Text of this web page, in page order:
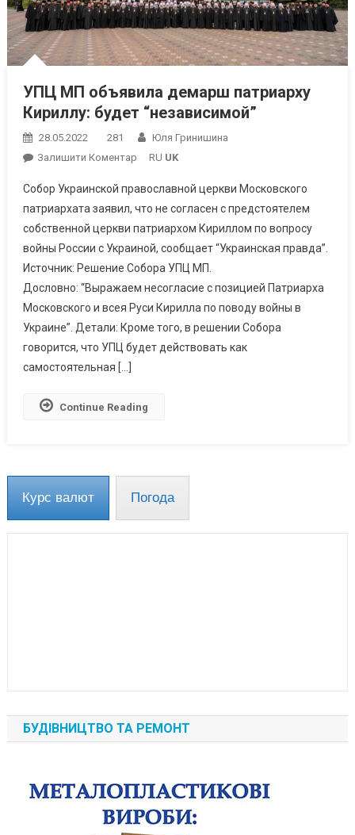
УПЦ МП объявила демарш патриарху
Кириллу: будет “независимой”
28.05.2022 281
Юля Гринишина
Залишити КоментарOn
МП
Объявила
Демарш
Патриарху
Кириллу:
Будет
“независимой”
RU UK
Собор Украинской православной церкви Московского
патриархата заявил, что не согласен с предстоятелем
собственной церкви патриархом Кириллом по вопросу
войны России с Украиной, сообщает “Украинская правда”.
Источник: Решение Собора УПЦ МП.
Дословно: “Выражаем несогласие с позицией Патриарха
Московского и всея Руси Кирилла по поводу войны в
Украине”. Детали: Кроме того, в решении Собора
говорится, что УПЦ будет действовать как
самостоятельная […]
Continue Reading
Курс валют Погода
БУДІВНИЦТВО ТА РЕМОНТ